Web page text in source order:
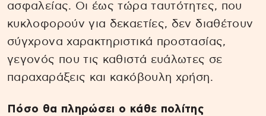
ασφαλείας. Οι έως τώρα ταυτότητες, που
κυκλοφορούν για δεκαετίες, δεν διαθέτουν
σύγχρονα χαρακτηριστικά προστασίας,
γεγονός που τις καθιστά ευάλωτες σε
παραχαράξεις και κακόβουλη χρήση.
Πόσο θα πληρώσει ο κάθε πολίτης